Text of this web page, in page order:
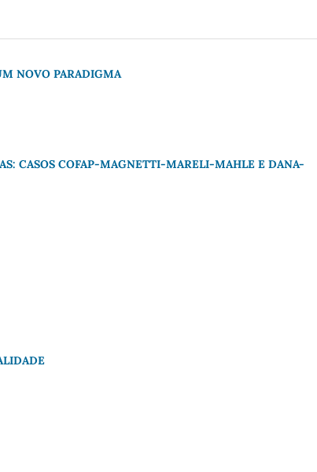
NOVO PARADIGMA
CASOS COFAP-MAGNETTI-MARELI-MAHLE E DANA-